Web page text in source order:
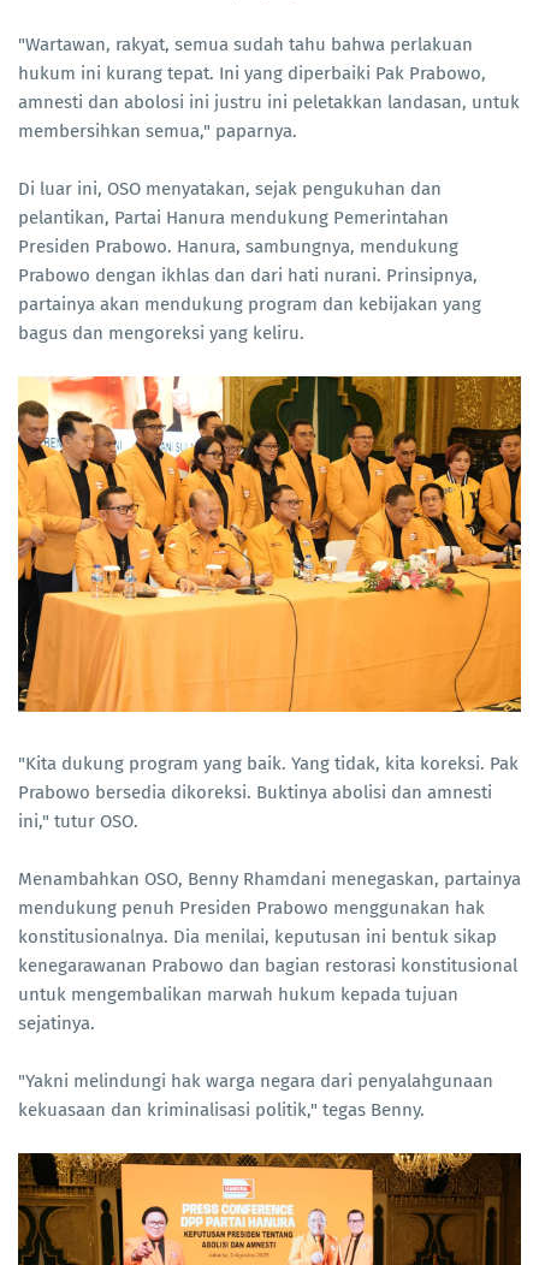
"Wartawan, rakyat, semua sudah tahu bahwa perlakuan
hukum ini kurang tepat. Ini yang diperbaiki Pak Prabowo,
amnesti dan abolosi ini justru ini peletakkan landasan, untuk
membersihkan semua," paparnya.
Di luar ini, OSO menyatakan, sejak pengukuhan dan
pelantikan, Partai Hanura mendukung Pemerintahan
Presiden Prabowo. Hanura, sambungnya, mendukung
Prabowo dengan ikhlas dan dari hati nurani. Prinsipnya,
partainya akan mendukung program dan kebijakan yang
bagus dan mengoreksi yang keliru.
"Kita dukung program yang baik. Yang tidak, kita koreksi. Pak
Prabowo bersedia dikoreksi. Buktinya abolisi dan amnesti
ini," tutur OSO.
Menambahkan OSO, Benny Rhamdani menegaskan, partainya
mendukung penuh Presiden Prabowo menggunakan hak
konstitusionalnya. Dia menilai, keputusan ini bentuk sikap
kenegarawanan Prabowo dan bagian restorasi konstitusional
untuk mengembalikan marwah hukum kepada tujuan
sejatinya.
"Yakni melindungi hak warga negara dari penyalahgunaan
kekuasaan dan kriminalisasi politik," tegas Benny.